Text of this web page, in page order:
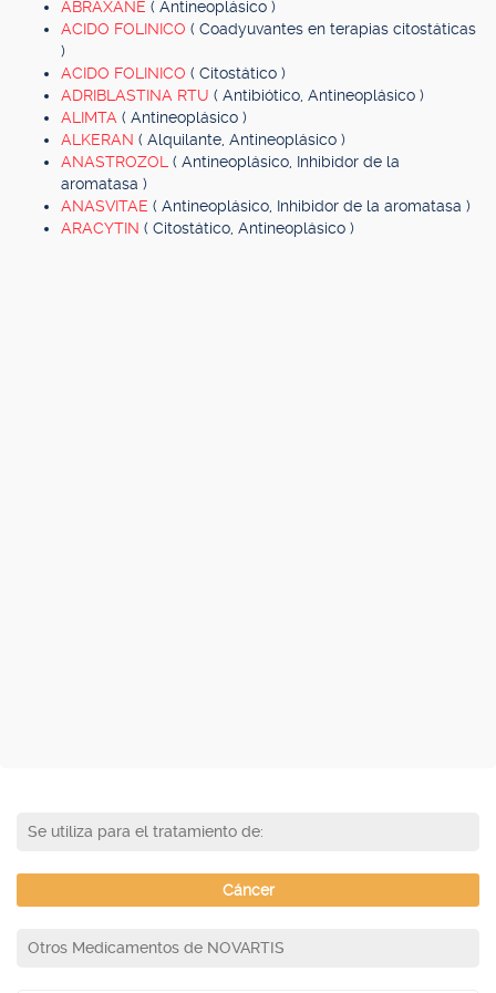
ABRAXANE ( Antineoplásico )
ACIDO FOLINICO ( Coadyuvantes en terapias citostáticas
)
ACIDO FOLINICO ( Citostático )
ADRIBLASTINA RTU ( Antibiótico, Antineoplásico )
ALIMTA ( Antineoplásico )
ALKERAN ( Alquilante, Antineoplásico )
ANASTROZOL ( Antineoplásico, Inhibidor de la
aromatasa )
ANASVITAE ( Antineoplásico, Inhibidor de la aromatasa )
ARACYTIN ( Citostático, Antineoplásico )
Se utiliza para el tratamiento de:
Cáncer
Otros Medicamentos de NOVARTIS